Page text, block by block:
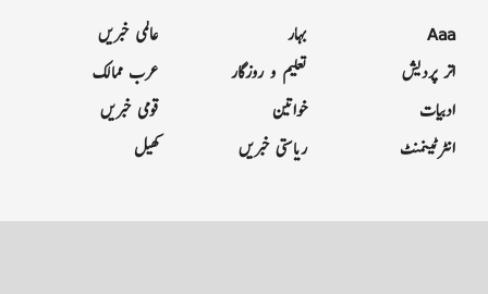
Aaa
اتر پردیش
ادبیات
انٹرٹینمنٹ
بہار
تعلیم و روزگار
خواتین
ریاستی خبریں
عالمی خبریں
عرب ممالک
قومی خبریں
کھیل